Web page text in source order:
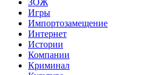
Игры
Импортозамещение
Интернет
Истории
Компании
Криминал